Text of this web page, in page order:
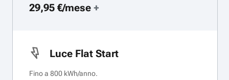
29,95 €/mese +
Luce Flat Start
Fino a 800 kWh/anno.